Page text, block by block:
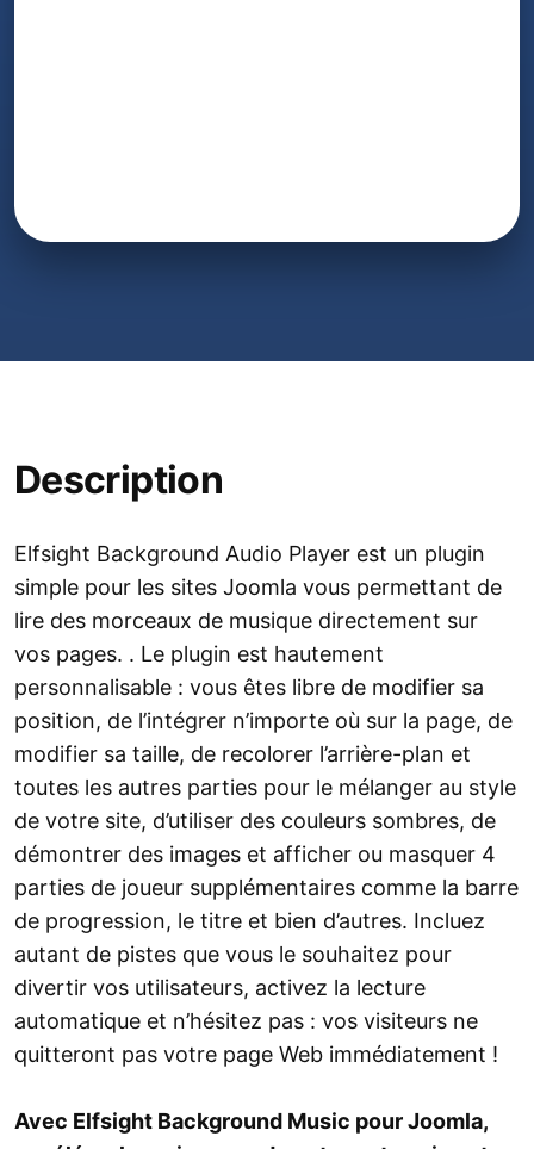
Description
Elfsight Background Audio Player est un plugin
simple pour les sites Joomla vous permettant de
lire des morceaux de musique directement sur
vos pages. . Le plugin est hautement
personnalisable : vous êtes libre de modifier sa
position, de l’intégrer n’importe où sur la page, de
modifier sa taille, de recolorer l’arrière-plan et
toutes les autres parties pour le mélanger au style
de votre site, d’utiliser des couleurs sombres, de
démontrer des images et afficher ou masquer 4
parties de joueur supplémentaires comme la barre
de progression, le titre et bien d’autres. Incluez
autant de pistes que vous le souhaitez pour
divertir vos utilisateurs, activez la lecture
automatique et n’hésitez pas : vos visiteurs ne
quitteront pas votre page Web immédiatement !
Avec Elfsight Background Music pour Joomla,